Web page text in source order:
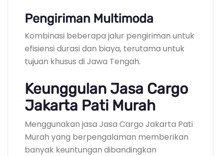
Pengiriman Multimoda
Kombinasi beberapa jalur pengiriman untuk
efisiensi durasi dan biaya, terutama untuk
tujuan khusus di Jawa Tengah.
Keunggulan Jasa Cargo
Jakarta Pati Murah
Menggunakan jasa Jasa Cargo Jakarta Pati
Murah yang berpengalaman memberikan
banyak keuntungan dibandingkan